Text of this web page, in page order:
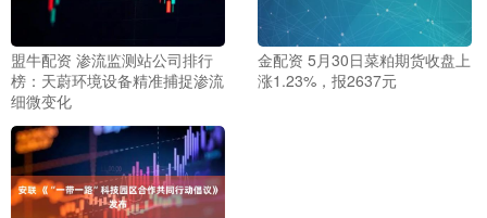
盟牛配资 渗流监测站公司排行
榜：天蔚环境设备精准捕捉渗流
细微变化
金配资 5月30日菜粕期货收盘上
涨1.23%，报2637元